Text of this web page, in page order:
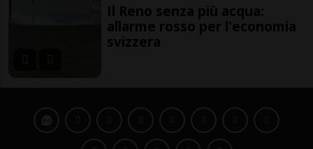
Il Reno senza più acqua:
allarme rosso per l'economia
svizzera